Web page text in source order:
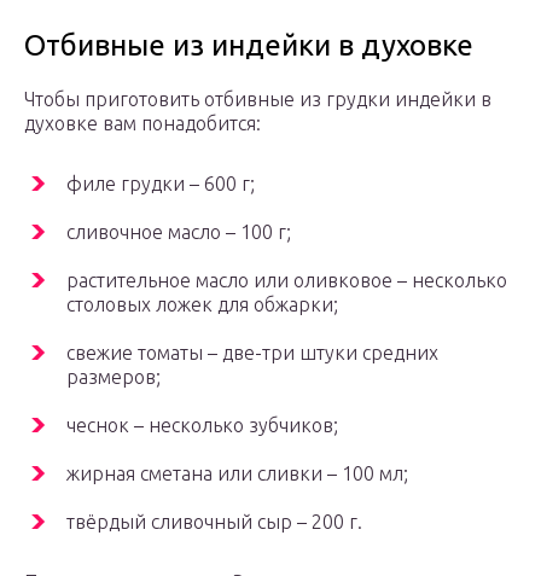
Отбивные из индейки в духовке
Чтобы приготовить отбивные из грудки индейки в
духовке вам понадобится:
филе грудки – 600 г;
сливочное масло – 100 г;
растительное масло или оливковое – несколько
столовых ложек для обжарки;
свежие томаты – две-три штуки средних
размеров;
чеснок – несколько зубчиков;
жирная сметана или сливки – 100 мл;
твёрдый сливочный сыр – 200 г.